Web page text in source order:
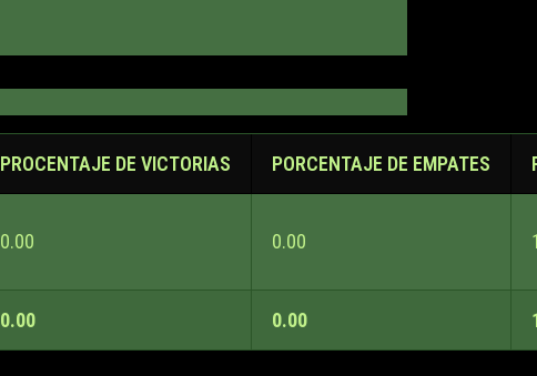
PROCENTAJE DE VICTORIAS PORCENTAJE DE EMPATES
0.00 0.00
0.00 0.00